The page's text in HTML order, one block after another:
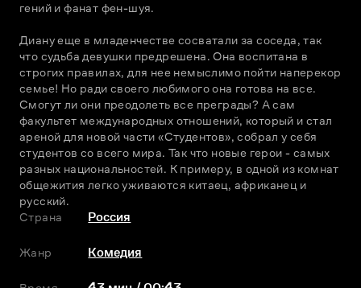
гений и фанат фен-шуя.
Диану еще в младенчестве сосватали за соседа, так
что судьба девушки предрешена. Она воспитана в
строгих правилах, для нее немыслимо пойти наперекор
семье! Но ради своего любимого она готова на все.
Смогут ли они преодолеть все преграды? А сам
факультет международных отношений, который и стал
ареной для новой части «Студентов», собрал у себя
студентов со всего мира. Так что новые герои - самых
разных национальностей. К примеру, в одной из комнат
общежития легко уживаются китаец, африканец и
русский.
Страна
Россия
Жанр Комедия